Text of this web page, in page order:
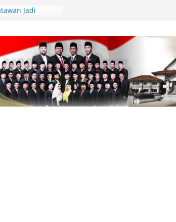
Jadi
Resmi
Bahas
2026, Fiven
Dianugerahi
Korps